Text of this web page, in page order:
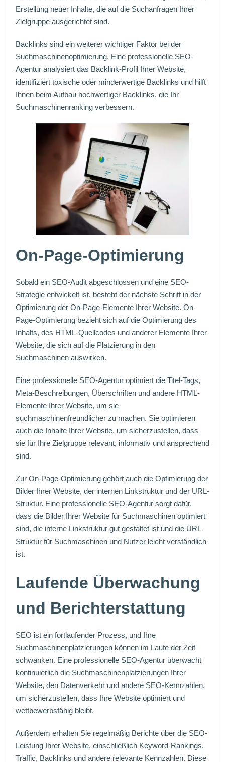
Erstellung neuer Inhalte, die auf die Suchanfragen Ihrer
Zielgruppe ausgerichtet sind.
Backlinks sind ein weiterer wichtiger Faktor bei der
Suchmaschinenoptimierung. Eine professionelle SEO-
Agentur analysiert das Backlink-Profil Ihrer Website,
identifiziert toxische oder minderwertige Backlinks und hilft
Ihnen beim Aufbau hochwertiger Backlinks, die Ihr
Suchmaschinenranking verbessern.
On-Page-Optimierung
Sobald ein SEO-Audit abgeschlossen und eine SEO-
Strategie entwickelt ist, besteht der nächste Schritt in der
Optimierung der On-Page-Elemente Ihrer Website. On-
Page-Optimierung bezieht sich auf die Optimierung des
Inhalts, des HTML-Quellcodes und anderer Elemente Ihrer
Website, die sich auf die Platzierung in den
Suchmaschinen auswirken.
Eine professionelle SEO-Agentur optimiert die Titel-Tags,
Meta-Beschreibungen, Überschriften und andere HTML-
Elemente Ihrer Website, um sie
suchmaschinenfreundlicher zu machen. Sie optimieren
auch die Inhalte Ihrer Website, um sicherzustellen, dass
sie für Ihre Zielgruppe relevant, informativ und ansprechend
sind.
Zur On-Page-Optimierung gehört auch die Optimierung der
Bilder Ihrer Website, der internen Linkstruktur und der URL-
Struktur. Eine professionelle SEO-Agentur sorgt dafür,
dass die Bilder Ihrer Website für Suchmaschinen optimiert
sind, die interne Linkstruktur gut gestaltet ist und die URL-
Struktur für Suchmaschinen und Nutzer leicht verständlich
ist.
Laufende Überwachung
und Berichterstattung
SEO ist ein fortlaufender Prozess, und Ihre
Suchmaschinenplatzierungen können im Laufe der Zeit
schwanken. Eine professionelle SEO-Agentur überwacht
kontinuierlich die Suchmaschinenplatzierungen Ihrer
Website, den Datenverkehr und andere SEO-Kennzahlen,
um sicherzustellen, dass Ihre Website optimiert und
wettbewerbsfähig bleibt.
Außerdem erhalten Sie regelmäßig Berichte über die SEO-
Leistung Ihrer Website, einschließlich Keyword-Rankings,
Traffic, Backlinks und andere relevante Kennzahlen. Diese